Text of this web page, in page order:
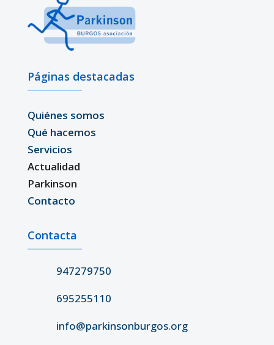
Páginas destacadas
Quiénes somos
Qué hacemos
Servicios
Actualidad
Parkinson
Contacto
Contacta
947279750
695255110
info@parkinsonburgos.org